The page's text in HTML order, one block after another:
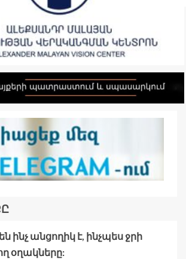
ինչ անցողիկ է, ինչպես ջրի
օղակները: